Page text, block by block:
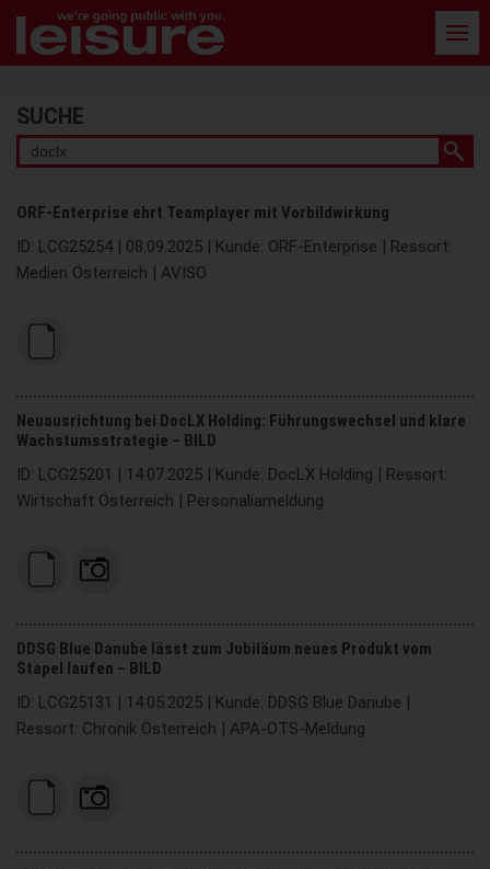
Barrierefreie
Bedienung
der
Stichwortsuche
SUCHE
ORF-Enterprise ehrt Teamplayer mit Vorbildwirkung
ID: LCG25254 | 08.09.2025 | Kunde: ORF-Enterprise | Ressort:
Medien Österreich | AVISO
Neuausrichtung bei DocLX Holding: Führungswechsel und klare
Wachstumsstrategie – BILD
ID: LCG25201 | 14.07.2025 | Kunde: DocLX Holding | Ressort:
Wirtschaft Österreich | Personaliameldung
DDSG Blue Danube lässt zum Jubiläum neues Produkt vom
Stapel laufen – BILD
ID: LCG25131 | 14.05.2025 | Kunde: DDSG Blue Danube |
Ressort: Chronik Österreich | APA-OTS-Meldung